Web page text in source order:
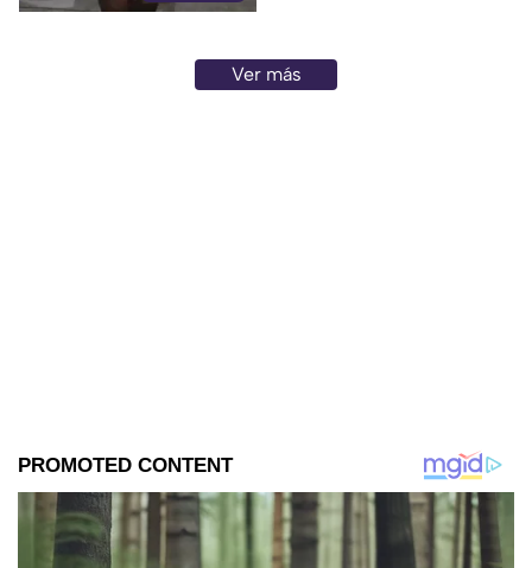
Ver más